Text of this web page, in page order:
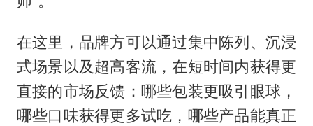
在这里，品牌方可以通过集中陈列、沉浸
式场景以及超高客流，在短时间内获得更
直接的市场反馈：哪些包装更吸引眼球，
哪些口味获得更多试吃，哪些产品能真正